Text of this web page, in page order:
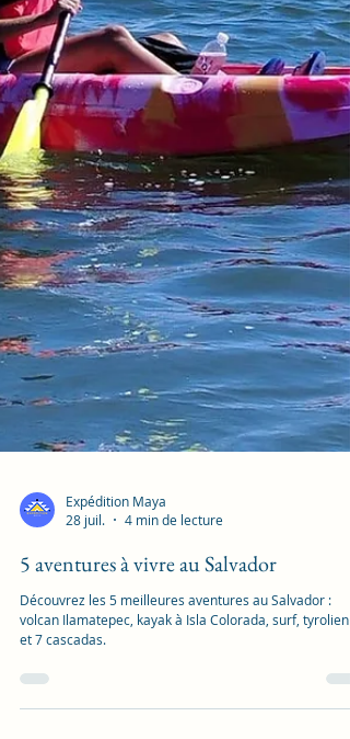
Expédition Maya
5 aventures à vivre au Salvador
volcan Ilamatepec, kayak à Isla Colorada, surf,